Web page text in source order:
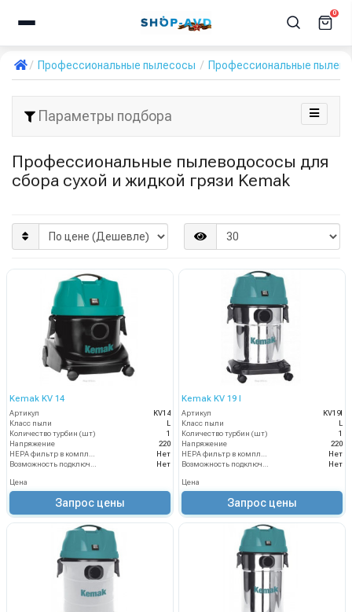
0
Профессиональные пылесосы Профессиональные
Параметры подбора
Профессиональные пылеводососы для
сбора сухой и жидкой грязи Kemak
Kemak KV 14
Артикул
KV14
Класс пыли
Количество турбин (шт)
1
Напряжение
220
Нет
Нет
Цена
Запрос цены
Kemak KV 19 I
Артикул
KV19I
Класс пыли
Количество турбин (шт)
1
Напряжение
220
Нет
Нет
Цена
Запрос цены